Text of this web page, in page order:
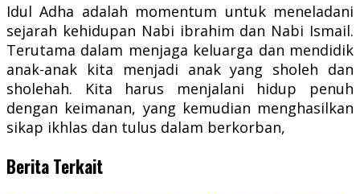
Idul Adha adalah momentum untuk meneladani
sejarah kehidupan Nabi ibrahim dan Nabi Ismail.
Terutama dalam menjaga keluarga dan mendidik
anak-anak kita menjadi anak yang sholeh dan
sholehah. Kita harus menjalani hidup penuh
dengan keimanan, yang kemudian menghasilkan
sikap ikhlas dan tulus dalam berkorban,
Berita Terkait